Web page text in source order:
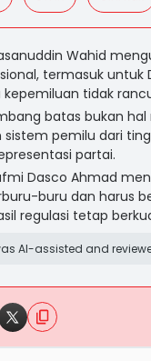
Wahid
termasuk untuk
tidak
batas bukan
pemilu dari
partai.
Dasco Ahmad
buru dan harus
regulasi tetap
AI-assisted and